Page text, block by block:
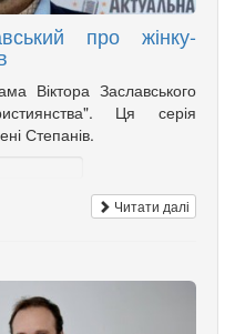
про жінку-
Віктора Заславського
Ця серія
Степанів.
Читати далі